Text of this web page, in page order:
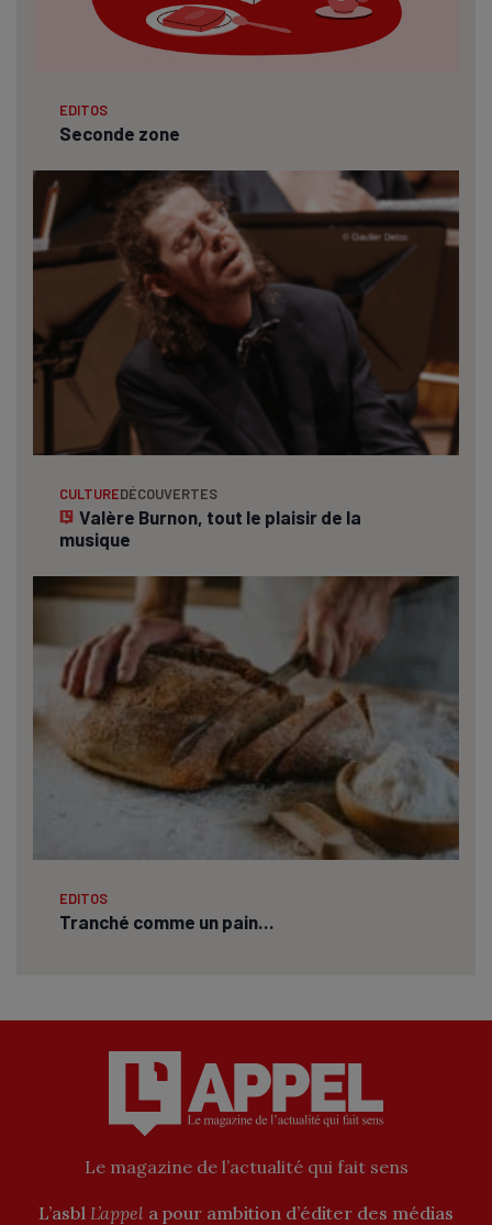
EDITOS
Seconde zone
CULTUREDÉCOUVERTES
Valère Burnon, tout le plaisir de la
musique
EDITOS
Tranché comme un pain…
Le magazine de l’actualité qui fait sens
L’asbl L’appel a pour ambition d’éditer des médias